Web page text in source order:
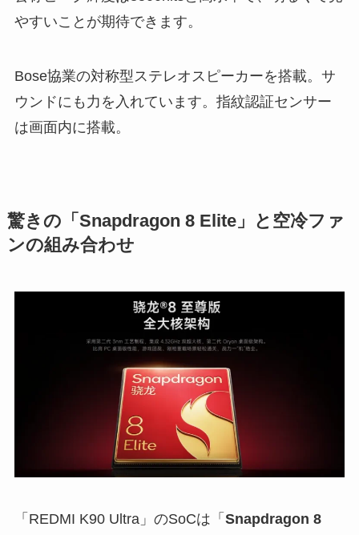
やすいことが期待できます。
Bose協業の対称型ステレオスピーカーを搭載。サ
ウンドにも力を入れています。指紋認証センサー
は画面内に搭載。
驚きの「Snapdragon 8 Elite」と空冷ファ
ンの組み合わせ
「REDMI K90 Ultra」のSoCは「 Snapdragon 8